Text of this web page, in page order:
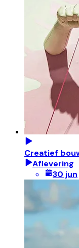
Creatief
Aflevering
30 jun